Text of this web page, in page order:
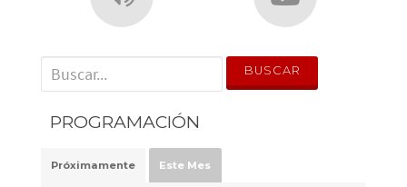
' . __('Search for:') . '
PROGRAMACIÓN
Próximamente Este Mes